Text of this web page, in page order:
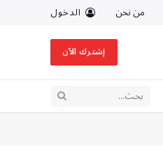
من نحن الدخول
إشترك الآن